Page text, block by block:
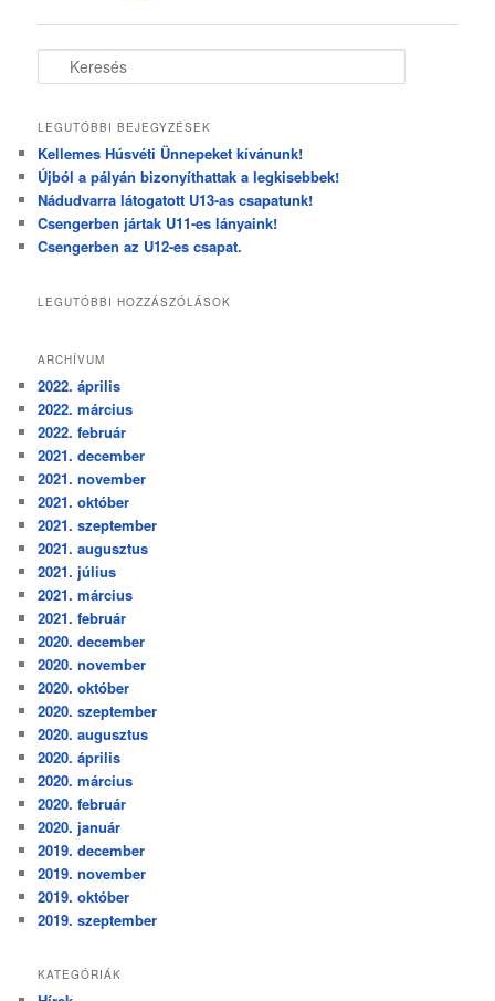
e
e
é
s
LEGUTÓBBI BEJEGYZÉSEK
Kellemes Húsvéti Ünnepeket kívánunk!
Újból a pályán bizonyíthattak a legkisebbek!
Nádudvarra látogatott U13-as csapatunk!
Csengerben jártak U11-es lányaink!
Csengerben az U12-es csapat.
LEGUTÓBBI HOZZÁSZÓLÁSOK
ARCHÍVUM
2022. április
2022. március
2022. február
2021. december
2021. november
2021. október
2021. szeptember
2021. augusztus
2021. július
2021. március
2021. február
2020. december
2020. november
2020. október
2020. szeptember
2020. augusztus
2020. április
2020. március
2020. február
2020. január
2019. december
2019. november
2019. október
2019. szeptember
KATEGÓRIÁK